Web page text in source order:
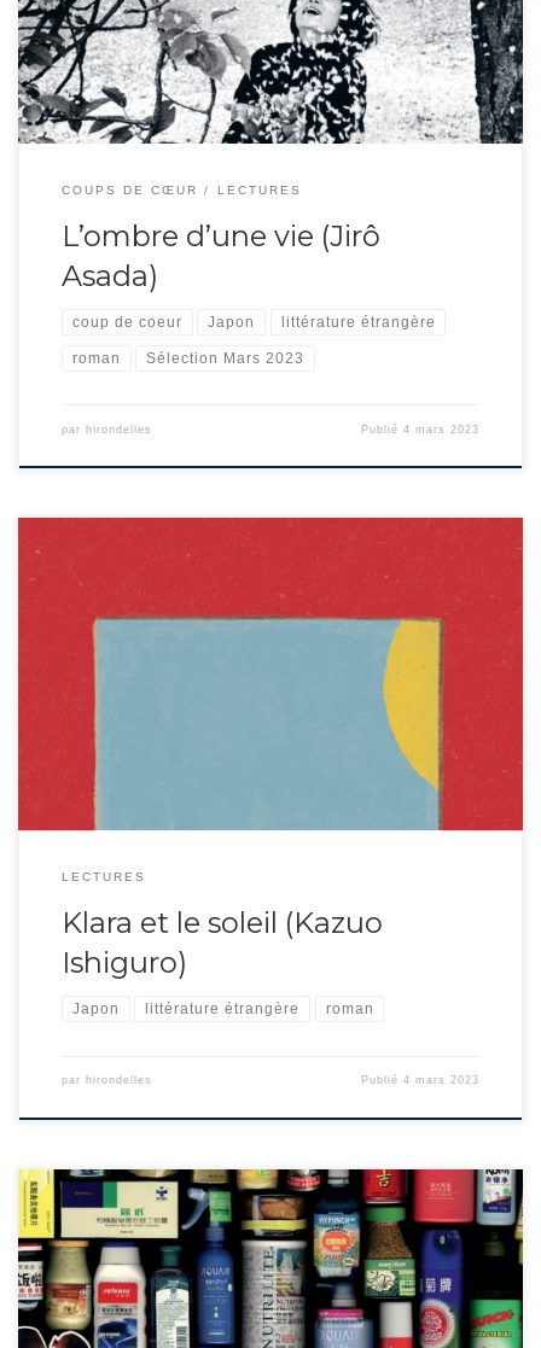
en quête de son identité. Au fil de […]
COUPS DE CŒUR LECTURES
L’ombre d’une vie (Jirô
Asada)
coup de coeur Japon littérature étrangère
roman Sélection Mars 2023
par hirondelles Publié4 mars 2023
L’auteur américain pose dans ce roman une question originale et pertinente
: à quoi ressembleront dans un futur proche les interactions entre humains
et humanoïdes? Klara est en effet un robot acheté (adopté?) par Josie, une
jeune adolescente malade. Depuis sa place dans la vitrine jusqu’à son
LECTURES
Klara et le soleil (Kazuo
Ishiguro)
Japon littérature étrangère roman
par hirondelles Publié4 mars 2023
Écrit par un Suisse, ce roman simple et optimiste donne la parole à Charlie,
intérimaire au rayon poissonnerie d’un hypermarché. Appliqué à sa tâche,
un brin simplet, celui-ci nous donne à voir les arcanes du métier, les gestes,